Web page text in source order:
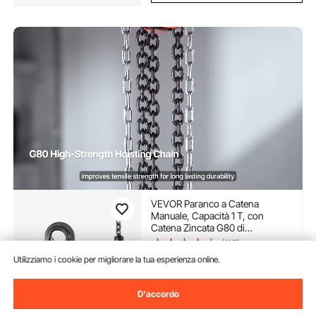
VEVOR Paranco a Catena
Manuale, Capacità 1 T, con
Catena Zincata G80 di
Aggiornamento, Altezza di
Puleggia per Macchinari
(195)
4690€
Disponibile
Consegna:non appena Gio.
Utilizziamo i cookie per migliorare la tua esperienza online.
D'accordo